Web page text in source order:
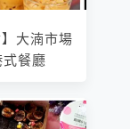
大湳市場
餐廳